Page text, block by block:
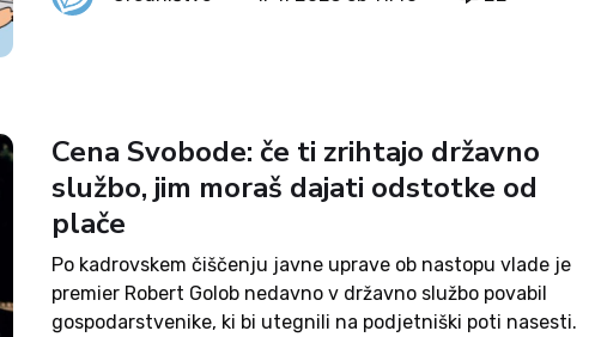
kmalu odslovljen. Gibanje Svoboda se je po poročanju...
Cena Svobode: če ti zrihtajo državno
službo, jim moraš dajati odstotke od
plače
Po kadrovskem čiščenju javne uprave ob nastopu vlade je
premier Robert Golob nedavno v državno službo povabil
gospodarstvenike, ki bi utegnili na podjetniški poti nasesti.